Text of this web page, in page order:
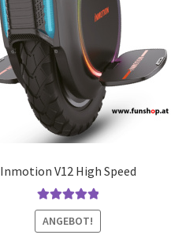
Inmotion V12 High Speed
Bewertet mit
5.00von 5
ANGEBOT!